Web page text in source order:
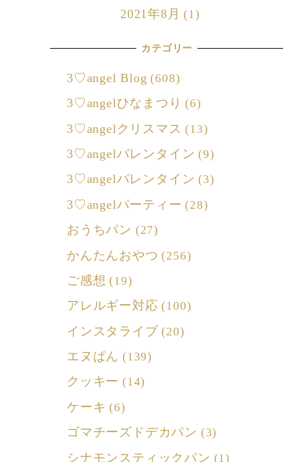
2021年8月 (1)
カテゴリー
3♡angel Blog (608)
3♡angelひなまつり (6)
3♡angelクリスマス (13)
3♡angelバレンタイン (9)
3♡angelバレンタイン (3)
3♡angelパーティー (28)
おうちパン (27)
かんたんおやつ (256)
ご感想 (19)
アレルギー対応 (100)
インスタライブ (20)
エヌぱん (139)
クッキー (14)
ケーキ (6)
ゴマチーズドデカパン (3)
シナモンスティックパン (1)